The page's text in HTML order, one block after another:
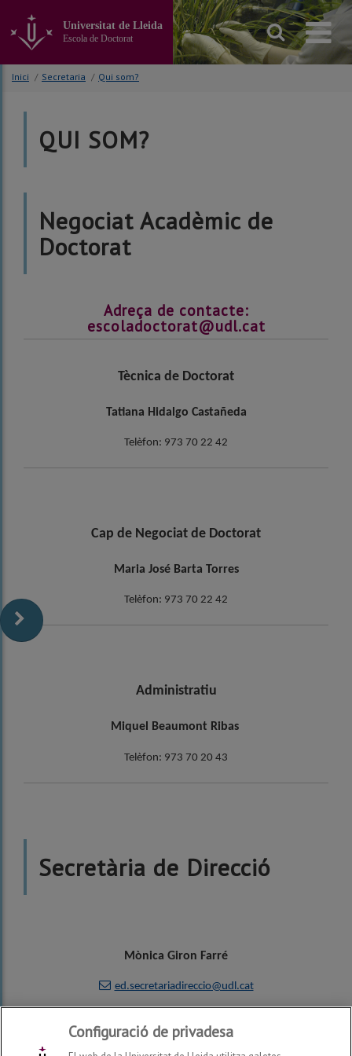
contingut
principal
Universitat de Lleida
Escola de Doctorat
Inici / Secretaria / Qui som?
QUI SOM?
Negociat Acadèmic de
Doctorat
Adreça de contacte:
escoladoctorat@udl.cat
Tècnica de Doctorat
Tatiana Hidalgo Castañeda
Telèfon: 973 70 22 42
Cap de Negociat de Doctorat
Maria José Barta Torres
Telèfon: 973 70 22 42
Administratiu
Miquel Beaumont Ribas
Telèfon: 973 70 20 43
Secretària de Direcció
Mònica Giron Farré
ed.secretariadireccio@udl.cat
Configuració de privadesa